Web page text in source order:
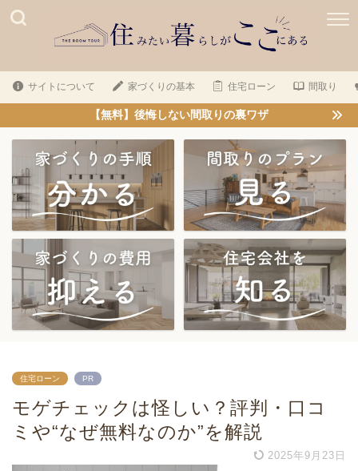
サイトについて 家づくりの基本 住宅ローン 間取り
【無料】後悔しない間取りの裏ワザ
住宅ローン PR
モゲチェックは怪しい？評判・口コ
ミや“なぜ無料なのか”を解説
2025年9月23日